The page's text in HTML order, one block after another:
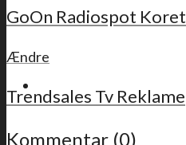
For medlemmer
GoOn Radiospot Koret
Ændre
Trendsales Tv Reklame
Kommentar (0)